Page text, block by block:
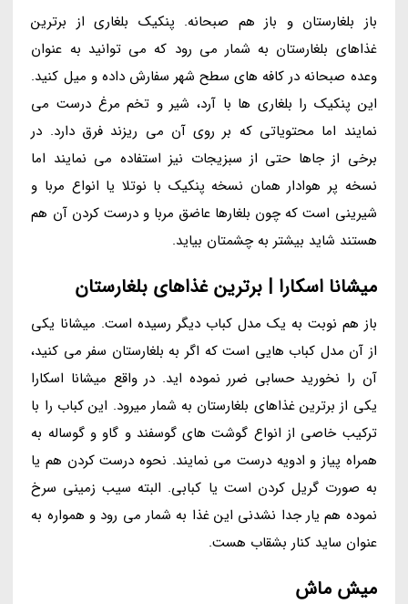
باز بلغارستان و باز هم صبحانه. پنکیک بلغاری از برترین
غذاهای بلغارستان به شمار می رود که می توانید به عنوان
وعده صبحانه در کافه های سطح شهر سفارش داده و میل کنید.
این پنکیک را بلغاری ها با آرد، شیر و تخم مرغ درست می
نمایند اما محتویاتی که بر روی آن می ریزند فرق دارد. در
برخی از جاها حتی از سبزیجات نیز استفاده می نمایند اما
نسخه پر هوادار همان نسخه پنکیک با نوتلا یا انواع مربا و
شیرینی است که چون بلغارها عاضق مربا و درست کردن آن هم
هستند شاید بیشتر به چشمتان بیاید.
میشانا اسکارا | برترین غذاهای بلغارستان
باز هم نوبت به یک مدل کباب دیگر رسیده است. میشانا یکی
از آن مدل کباب هایی است که اگر به بلغارستان سفر می کنید،
آن را نخورید حسابی ضرر نموده اید. در واقع میشانا اسکارا
یکی از برترین غذاهای بلغارستان به شمار میرود. این کباب را با
ترکیب خاصی از انواع گوشت های گوسفند و گاو و گوساله به
همراه پیاز و ادویه درست می نمایند. نحوه درست کردن هم یا
به صورت گریل کردن است یا کبابی. البته سیب زمینی سرخ
نموده هم یار جدا نشدنی این غذا به شمار می رود و همواره به
عنوان ساید کنار بشقاب هست.
میش ماش